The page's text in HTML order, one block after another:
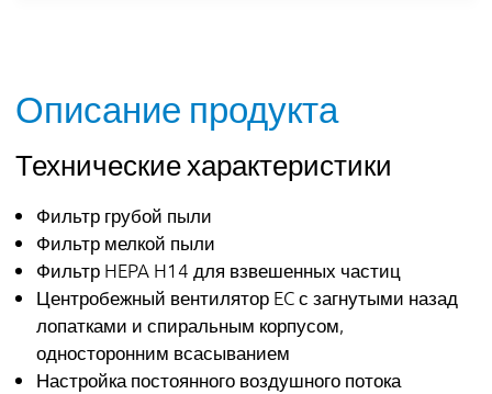
Описание продукта
Технические характеристики
Фильтр грубой пыли
Фильтр мелкой пыли
Фильтр HEPA H14 для взвешенных частиц
Центробежный вентилятор EC с загнутыми назад
лопатками и спиральным корпусом,
односторонним всасыванием
Настройка постоянного воздушного потока